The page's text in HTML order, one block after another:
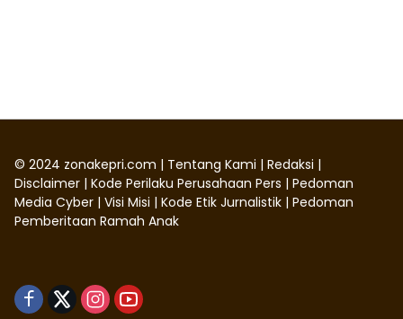
© 2024 zonakepri.com | Tentang Kami | Redaksi |
Disclaimer | Kode Perilaku Perusahaan Pers | Pedoman
Media Cyber | Visi Misi | Kode Etik Jurnalistik | Pedoman
Pemberitaan Ramah Anak